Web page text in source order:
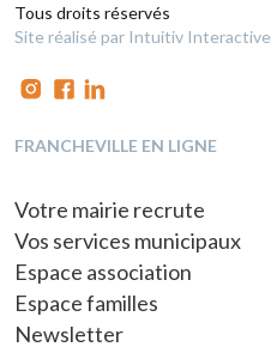
Tous droits réservés
Site réalisé par Intuitiv Interactive
FRANCHEVILLE EN LIGNE
Votre mairie recrute
Vos services municipaux
Espace association
Espace familles
Newsletter